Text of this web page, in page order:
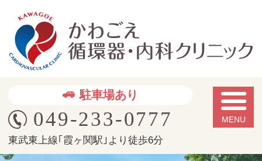
駐車場あり
049-233-0777
東武東上線｢霞ヶ関駅｣より徒歩6分